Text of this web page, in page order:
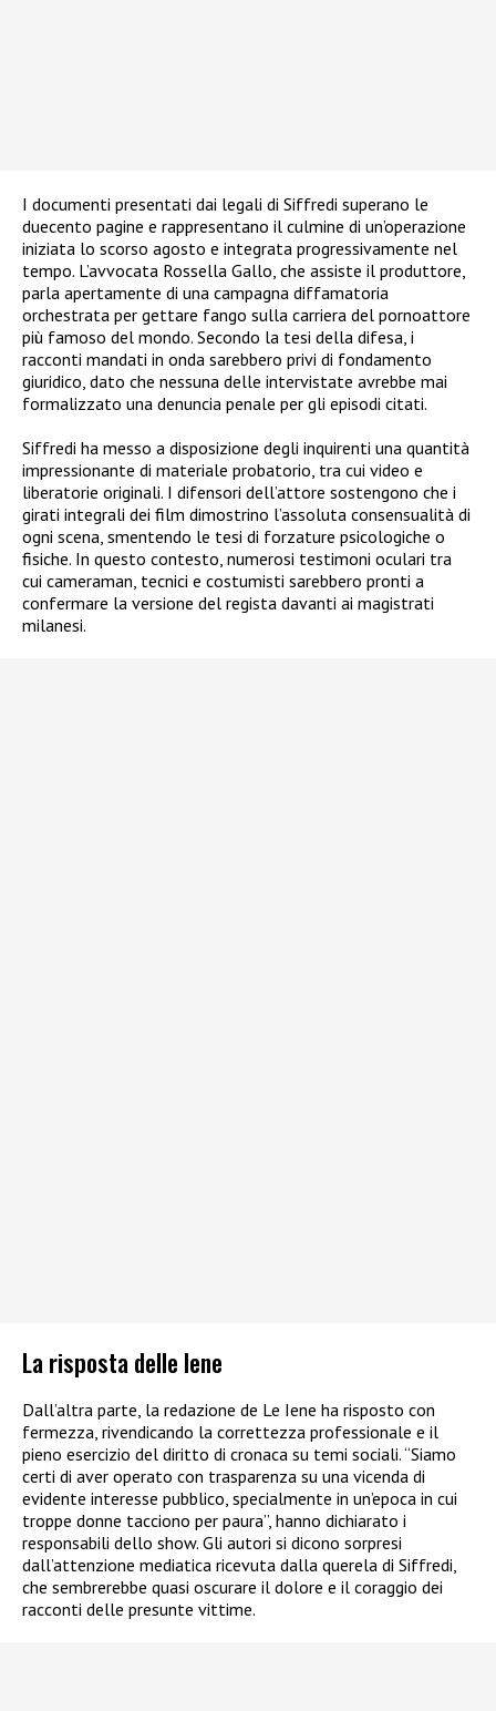
I documenti presentati dai legali di Siffredi superano le
duecento pagine e rappresentano il culmine di un’operazione
iniziata lo scorso agosto e integrata progressivamente nel
tempo. L’avvocata Rossella Gallo, che assiste il produttore,
parla apertamente di una campagna diffamatoria
orchestrata per gettare fango sulla carriera del pornoattore
più famoso del mondo. Secondo la tesi della difesa, i
racconti mandati in onda sarebbero privi di fondamento
giuridico, dato che nessuna delle intervistate avrebbe mai
formalizzato una denuncia penale per gli episodi citati.
Siffredi ha messo a disposizione degli inquirenti una quantità
impressionante di materiale probatorio, tra cui video e
liberatorie originali. I difensori dell’attore sostengono che i
girati integrali dei film dimostrino l’assoluta consensualità di
ogni scena, smentendo le tesi di forzature psicologiche o
fisiche. In questo contesto, numerosi testimoni oculari tra
cui cameraman, tecnici e costumisti sarebbero pronti a
confermare la versione del regista davanti ai magistrati
milanesi.
La risposta delle Iene
Dall’altra parte, la redazione de Le Iene ha risposto con
fermezza, rivendicando la correttezza professionale e il
pieno esercizio del diritto di cronaca su temi sociali. “Siamo
certi di aver operato con trasparenza su una vicenda di
evidente interesse pubblico, specialmente in un’epoca in cui
troppe donne tacciono per paura”, hanno dichiarato i
responsabili dello show. Gli autori si dicono sorpresi
dall’attenzione mediatica ricevuta dalla querela di Siffredi,
che sembrerebbe quasi oscurare il dolore e il coraggio dei
racconti delle presunte vittime.